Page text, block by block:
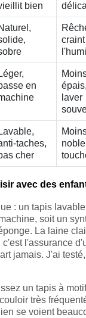
bien
craint
Léger,
en
laver
Lavable,
taches,
cher
avec des
: un tapis
soit un
La laine
l'assurance
jamais. J'ai
un tapis à
très
se voient